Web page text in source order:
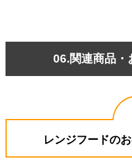
06.関連商品・
レンジフードの